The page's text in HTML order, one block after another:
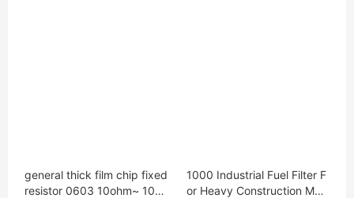
general thick film chip fixed
resistor 0603 10ohm~ 100
1000 Industrial Fuel Filter F
or Heavy Construction Mac